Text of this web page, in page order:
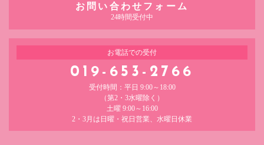
お問い合わせフォーム
24時間受付中
お電話での受付
019-653-2766
受付時間：平日 9:00～18:00
（第2・3水曜除く）
土曜 9:00～16:00
2・3月は日曜・祝日営業、水曜日休業